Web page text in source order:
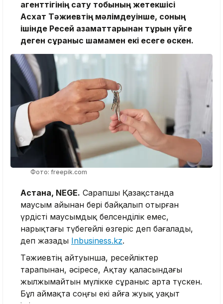
агенттігінің сату тобының жетекшісі
Асхат Тәжиевтің мәлімдеуінше, соның
ішінде Ресей азаматтарынан тұрғын үйге
деген сұраныс шамамен екі есеге өскен.
Фото: freepik.com
Астана, NEGE. Сарапшы Қазақстанда
маусым айынан бері байқалып отырған
үрдісті маусымдық белсенділік емес,
нарықтағы түбегейлі өзгеріс деп бағалады,
деп жазады Inbusiness.kz.
Тәжиевтің айтуынша, ресейліктер
тарапынан, әсіресе, Ақтау қаласындағы
жылжымайтын мүлікке сұраныс арта түскен.
Бұл аймақта соңғы екі айға жуық уақыт